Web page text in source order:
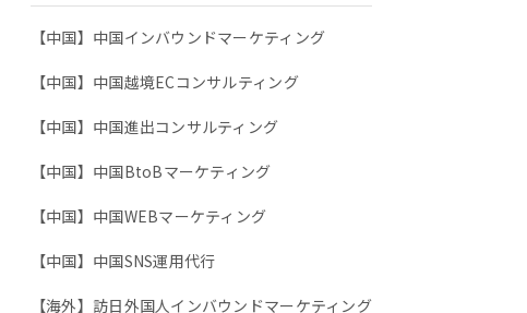
【中国】中国インバウンドマーケティング
【中国】中国越境ECコンサルティング
【中国】中国進出コンサルティング
【中国】中国BtoBマーケティング
【中国】中国WEBマーケティング
【中国】中国SNS運用代行
【海外】訪日外国人インバウンドマーケティング